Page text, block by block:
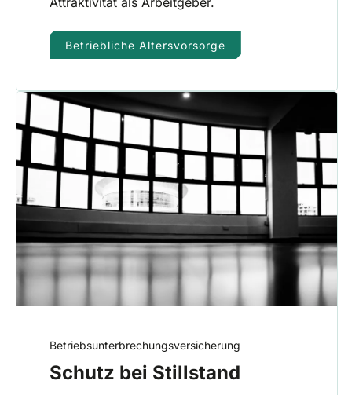
Betriebliche Altersvorsorge
Betriebsunterbrechungsversicherung
Schutz bei Stillstand